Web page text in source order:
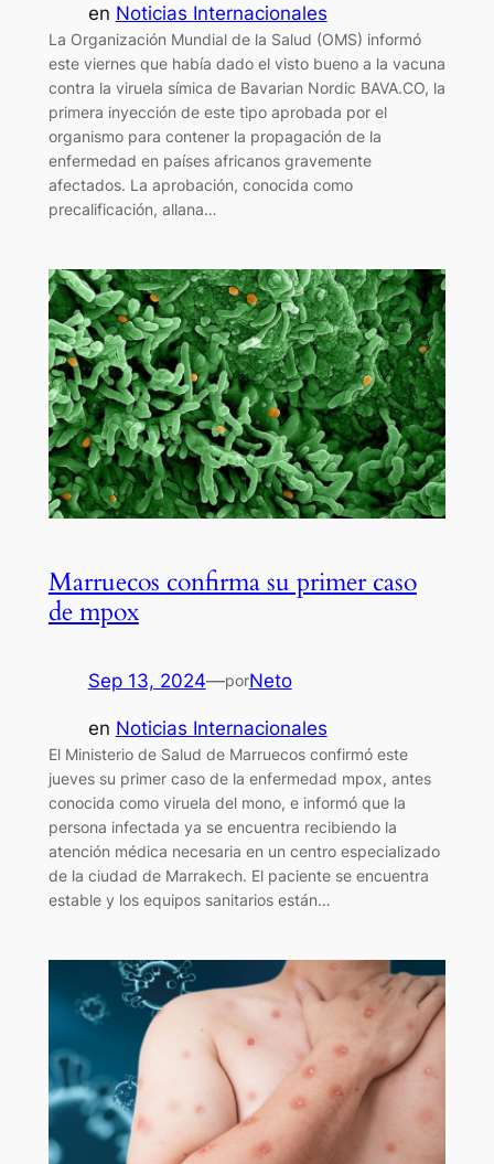
en Noticias Internacionales
La Organización Mundial de la Salud (OMS) informó
este viernes que había dado el visto bueno a la vacuna
contra la viruela símica de Bavarian Nordic BAVA.CO, la
primera inyección de este tipo aprobada por el
organismo para contener la propagación de la
enfermedad en países africanos gravemente
afectados. La aprobación, conocida como
precalificación, allana…
Marruecos confirma su primer caso
de mpox
Sep 13, 2024—porNeto
en Noticias Internacionales
El Ministerio de Salud de Marruecos confirmó este
jueves su primer caso de la enfermedad mpox, antes
conocida como viruela del mono, e informó que la
persona infectada ya se encuentra recibiendo la
atención médica necesaria en un centro especializado
de la ciudad de Marrakech. El paciente se encuentra
estable y los equipos sanitarios están…